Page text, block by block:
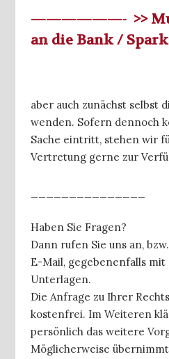
——————- >>
an die Bank /
aber auch zunächst selbst
wenden. Sofern dennoch
Sache eintritt, stehen wir
Vertretung gerne zur
Haben Sie Fragen?
Dann rufen Sie uns an,
E-Mail, gegebenenfalls
Unterlagen.
Die Anfrage zu Ihrer
kostenfrei. Im Weiteren
persönlich das weitere
Möglicherweise